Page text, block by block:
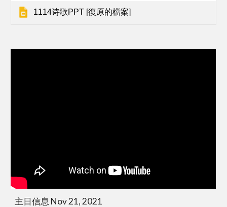
1114诗歌PPT [復原的檔案]
主日信息 Nov 21, 2021